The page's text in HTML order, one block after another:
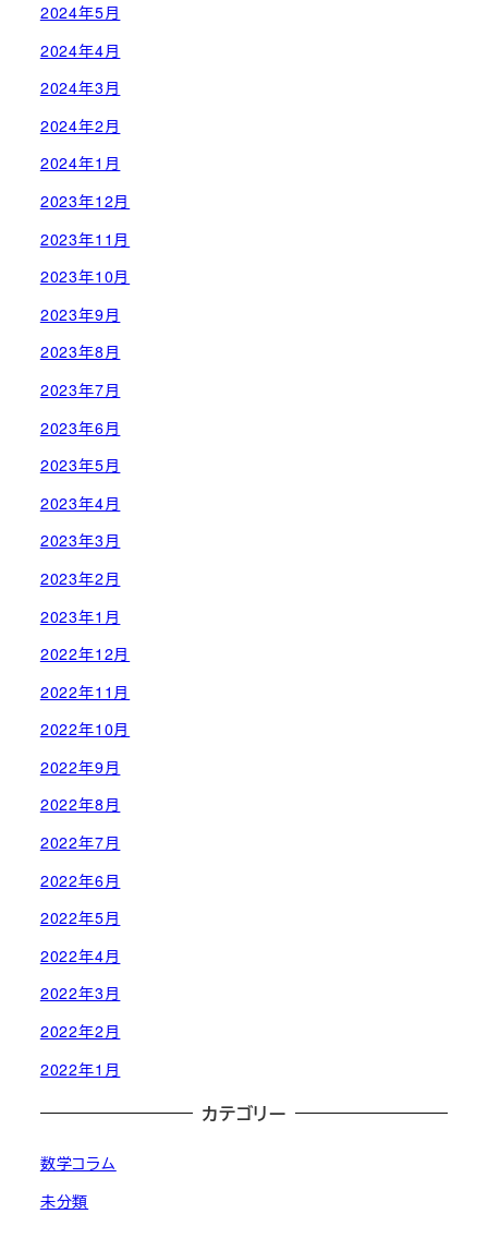
2024年5月
2024年4月
2024年3月
2024年2月
2024年1月
2023年12月
2023年11月
2023年10月
2023年9月
2023年8月
2023年7月
2023年6月
2023年5月
2023年4月
2023年3月
2023年2月
2023年1月
2022年12月
2022年11月
2022年10月
2022年9月
2022年8月
2022年7月
2022年6月
2022年5月
2022年4月
2022年3月
2022年2月
2022年1月
カテゴリー
数学コラム
未分類